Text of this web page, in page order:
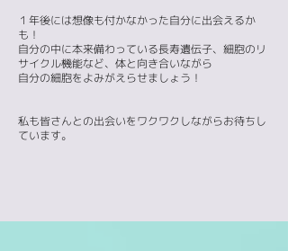
１年後には想像も付かなかった自分に出会えるか
も！
自分の中に本来備わっている長寿遺伝子、細胞のリ
サイクル機能など、体と向き合いながら
自分の細胞をよみがえらせましょう！
私も皆さんとの出会いをワクワクしながらお待ちし
ています。